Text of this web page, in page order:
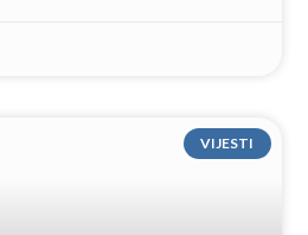
VIJESTI